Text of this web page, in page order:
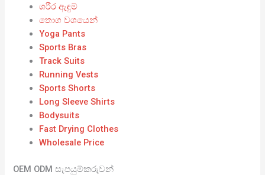
ශරීර ඇඳුම්
තොග වශයෙන්
Yoga Pants
Sports Bras
Track Suits
Running Vests
Sports Shorts
Long Sleeve Shirts
Bodysuits
Fast Drying Clothes
Wholesale Price
OEM ODM සැපයුම්කරුවන්